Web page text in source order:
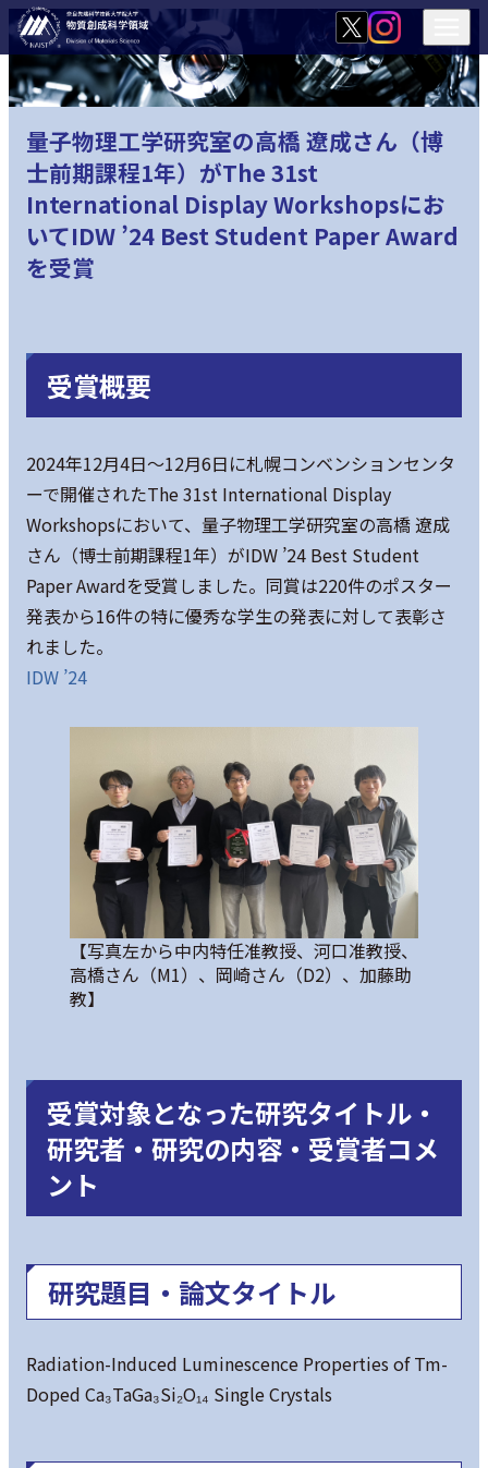
量子物理工学研究室の高橋 遼成さん（博
士前期課程1年）がThe 31st
International Display Workshopsにお
いてIDW ’24 Best Student Paper Award
を受賞
受賞概要
2024年12月4日～12月6日に札幌コンベンションセンタ
ーで開催されたThe 31st International Display
Workshopsにおいて、量子物理工学研究室の高橋 遼成
さん（博士前期課程1年）がIDW ’24 Best Student
Paper Awardを受賞しました。同賞は220件のポスター
発表から16件の特に優秀な学生の発表に対して表彰さ
れました。
IDW ’24
【写真左から中内特任准教授、河口准教授、
高橋さん（M1）、岡崎さん（D2）、加藤助
教】
受賞対象となった研究タイトル・
研究者・研究の内容・受賞者コメ
ント
研究題目・論文タイトル
Radiation-Induced Luminescence Properties of Tm-
Doped Ca₃TaGa₃Si₂O₁₄ Single Crystals